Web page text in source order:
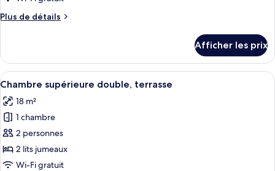
chambre :
Plus de détails
Plus
Chambre
Prestige
Afficher les prix
Afficher
toutes
les
photos
pour
ce
type
Une chambre d’hôtel comprenant
5
Chambre supérieure double, terrasse
18 m²
1 chambre
2 personnes
2 lits jumeaux
Wi-Fi gratuit